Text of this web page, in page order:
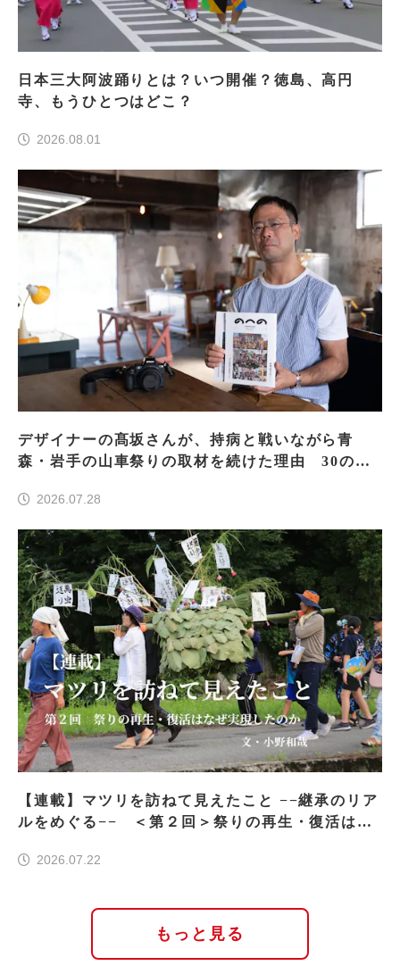
日本三大阿波踊りとは？いつ開催？徳島、高円
寺、もうひとつはどこ？
2026.08.01
デザイナーの髙坂さんが、持病と戦いながら青
森・岩手の山車祭りの取材を続けた理由 30の山
2026.07.28
【連載】マツリを訪ねて見えたこと −−継承のリア
ルをめぐる−− ＜第２回＞祭りの再生・復活はな
2026.07.22
もっと見る